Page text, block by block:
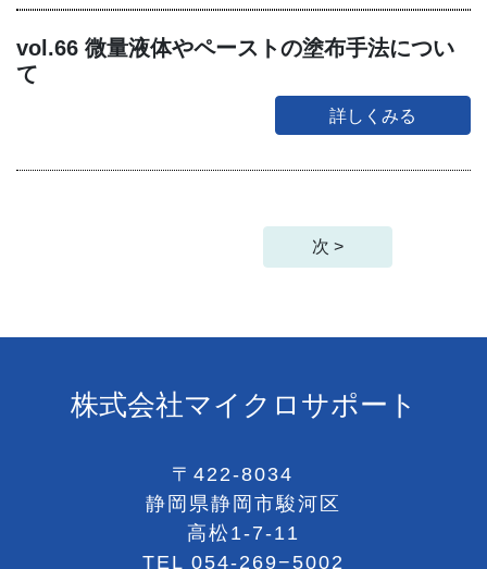
vol.66 微量液体やペーストの塗布手法につい
て
詳しくみる
次 >
株式会社マイクロサポート
〒422-8034
静岡県静岡市駿河区
高松1-7-11
TEL 054-269−5002